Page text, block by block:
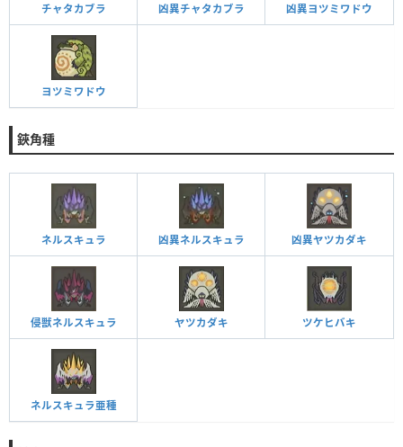
チャタカブラ 凶異チャタカブラ 凶異ヨツミワドウ
ヨツミワドウ
鋏角種
ネルスキュラ 凶異ネルスキュラ 凶異ヤツカダキ
侵獣ネルスキュラ ヤツカダキ ツケヒバキ
ネルスキュラ亜種